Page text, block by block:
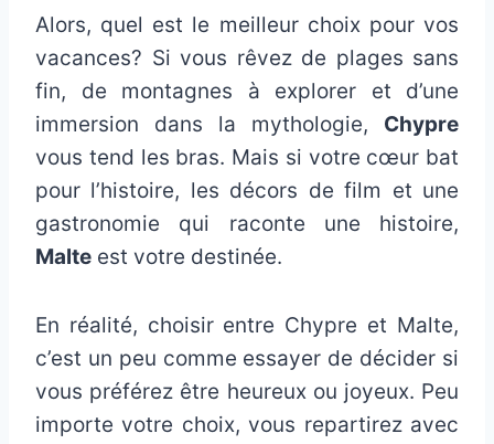
Alors, quel est le meilleur choix pour vos
vacances? Si vous rêvez de plages sans
fin, de montagnes à explorer et d’une
immersion dans la mythologie, Chypre
vous tend les bras. Mais si votre cœur bat
pour l’histoire, les décors de film et une
gastronomie qui raconte une histoire,
Malte est votre destinée.
En réalité, choisir entre Chypre et Malte,
c’est un peu comme essayer de décider si
vous préférez être heureux ou joyeux. Peu
importe votre choix, vous repartirez avec